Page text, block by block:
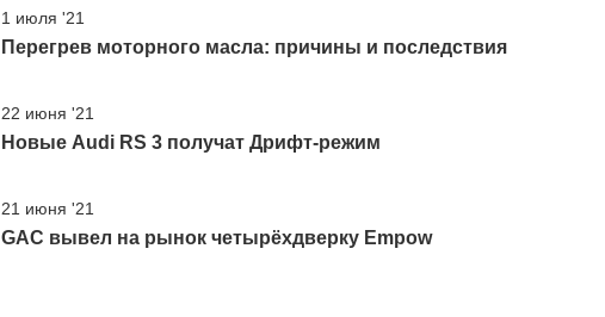
1 июля '21
Перегрев моторного масла: причины и последствия
22 июня '21
Новые Audi RS 3 получат Дрифт-режим
21 июня '21
GAC вывел на рынок четырёхдверку Empow